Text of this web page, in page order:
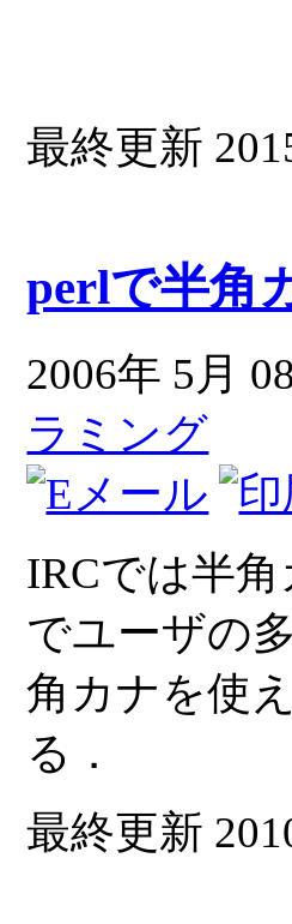
最終更新
perlで半角
2006年 5月
ラミング
IRCでは半
でユーザの
角カナを使
る．
最終更新